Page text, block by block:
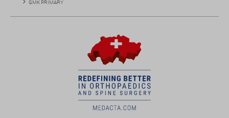
GMK PRIMARY